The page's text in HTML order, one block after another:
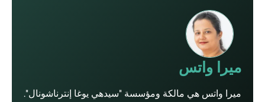
ميرا واتس
ميرا واتس هي مالكة ومؤسسة "سيدهي يوغا إنترناشونال".